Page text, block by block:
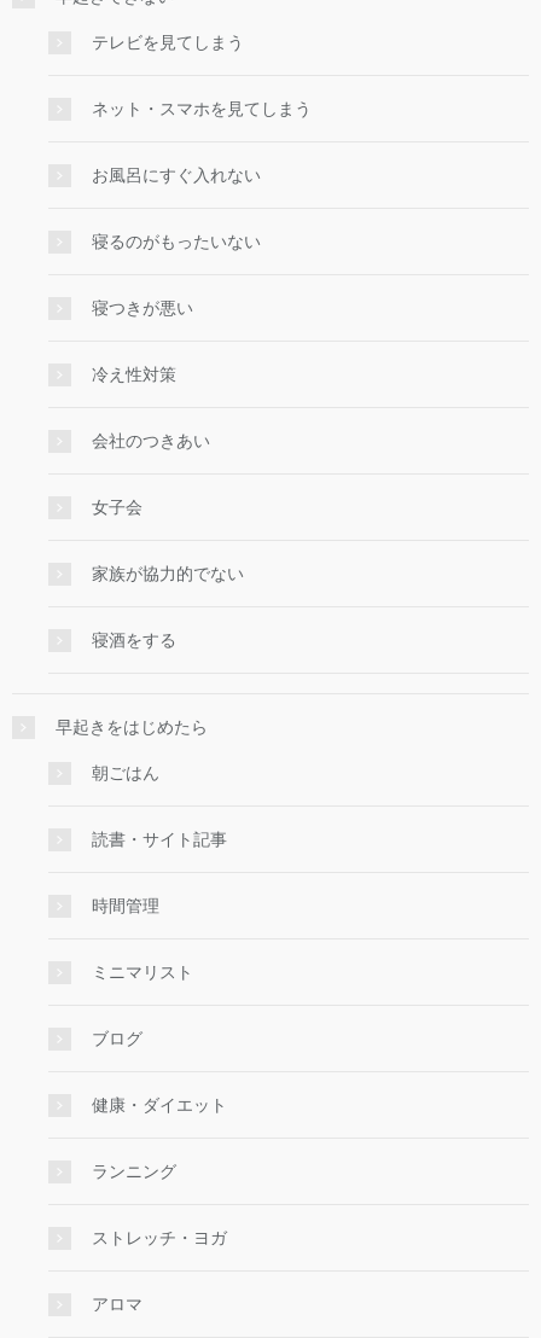
テレビを見てしまう
ネット・スマホを見てしまう
お風呂にすぐ入れない
寝るのがもったいない
寝つきが悪い
冷え性対策
会社のつきあい
女子会
家族が協力的でない
寝酒をする
早起きをはじめたら
朝ごはん
読書・サイト記事
時間管理
ミニマリスト
ブログ
健康・ダイエット
ランニング
ストレッチ・ヨガ
アロマ